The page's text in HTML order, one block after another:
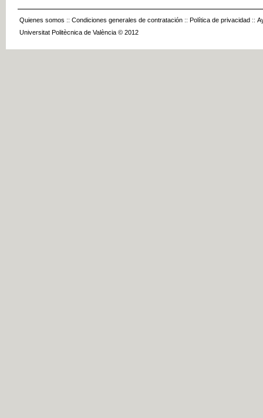
Quienes somos :: Condiciones generales de contratación :: Política de privacidad ::
Universitat Politècnica de València © 2012